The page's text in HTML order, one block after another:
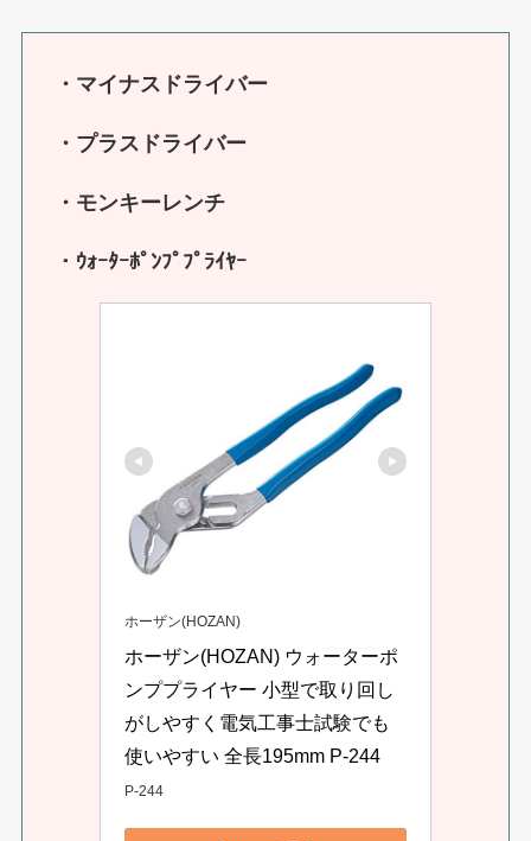
・マイナスドライバー
・プラスドライバー
・モンキーレンチ
・ｳｫｰﾀｰﾎﾟﾝﾌﾟﾌﾟﾗｲﾔｰ
ホーザン(HOZAN)
ホーザン(HOZAN) ウォーターポ
ンププライヤー 小型で取り回し
がしやすく電気工事士試験でも
使いやすい 全長195mm P-244
P-244